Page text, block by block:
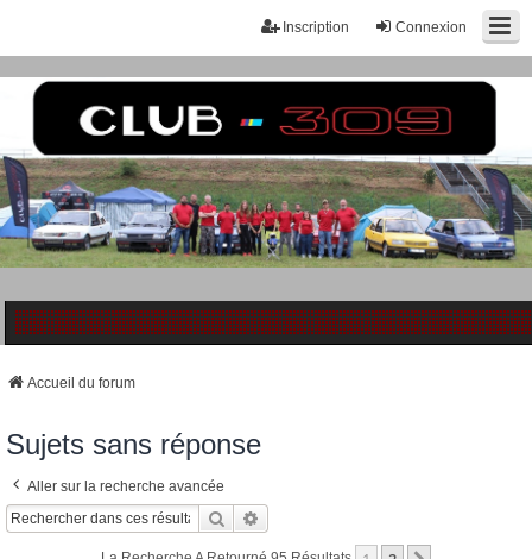
Connexion
Inscription
Accueil du forum
Sujets sans réponse
Aller sur la recherche avancée
Rechercher